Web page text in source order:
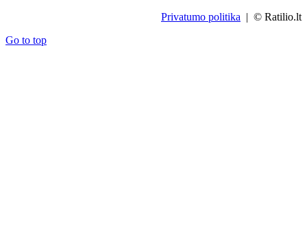
Privatumo politika | © Ratilio.lt
Go to top